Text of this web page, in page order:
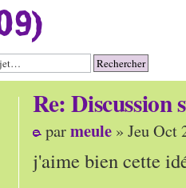
Re:
parmeule » Jeu Oct
j'aime bien cette